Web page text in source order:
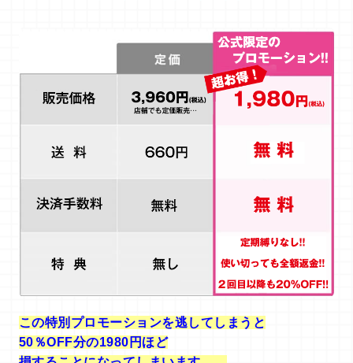
この特別プロモーションを逃してしまうと
50％OFF分の1980円ほど